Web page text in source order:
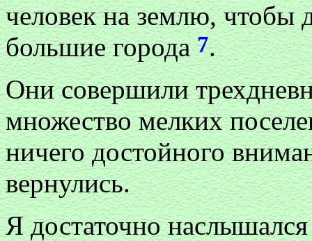
человек на землю, чтобы
большие города7.
Они совершили
множество мелких
ничего достойного
вернулись.
Я достаточно